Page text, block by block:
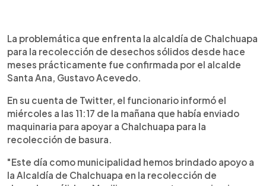
La problemática que enfrenta la alcaldía de Chalchuapa
para la recolección de desechos sólidos desde hace
meses prácticamente fue confirmada por el alcalde
Santa Ana, Gustavo Acevedo.
En su cuenta de Twitter, el funcionario informó el
miércoles a las 11:17 de la mañana que había enviado
maquinaria para apoyar a Chalchuapa para la
recolección de basura.
"Este día como municipalidad hemos brindado apoyo a
la Alcaldía de Chalchuapa en la recolección de